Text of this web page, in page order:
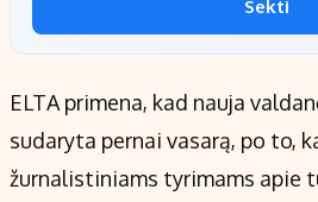
Sekti
ELTA primena, kad nauja
sudaryta pernai vasarą, po to,
žurnalistiniams tyrimams apie